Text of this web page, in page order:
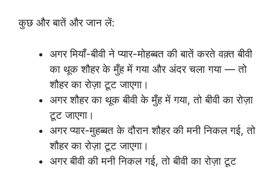
कुछ और बातें और जान लें:
अगर मियाँ-बीवी ने प्यार-मोहब्बत की बातें करते वक़्त बीवी
का थूक शौहर के मुँह में गया और अंदर चला गया — तो
शौहर का रोज़ा टूट जाएगा।
अगर शौहर का थूक बीवी के मुँह में गया, तो बीवी का रोज़ा
टूट जाएगा।
अगर प्यार-मुहब्बत के दौरान शौहर की मनी निकल गई, तो
शौहर का रोज़ा टूट जाएगा।
अगर बीवी की मनी निकल गई, तो बीवी का रोज़ा टूट